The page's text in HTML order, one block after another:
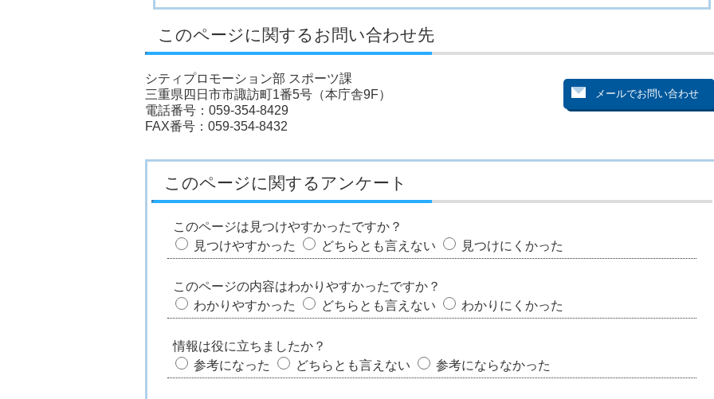
このページに関するお問い合わせ先
シティプロモーション部 スポーツ課
三重県四日市市諏訪町1番5号（本庁舎9F）
電話番号：059-354-8429
FAX番号：059-354-8432
このページに関するアンケート
このページは見つけやすかったですか？
見つけやすかった
どちらとも言えない 見つけにくかった
このページの内容はわかりやすかったですか？
わかりやすかった
どちらとも言えない わかりにくかった
情報は役に立ちましたか？
参考になった
どちらとも言えない 参考にならなかった